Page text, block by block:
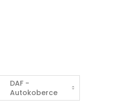
DAF -
Autokoberce